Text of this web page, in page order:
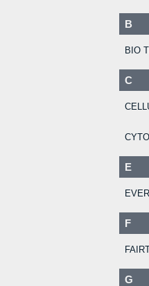
B
BIO
C
E
F
G